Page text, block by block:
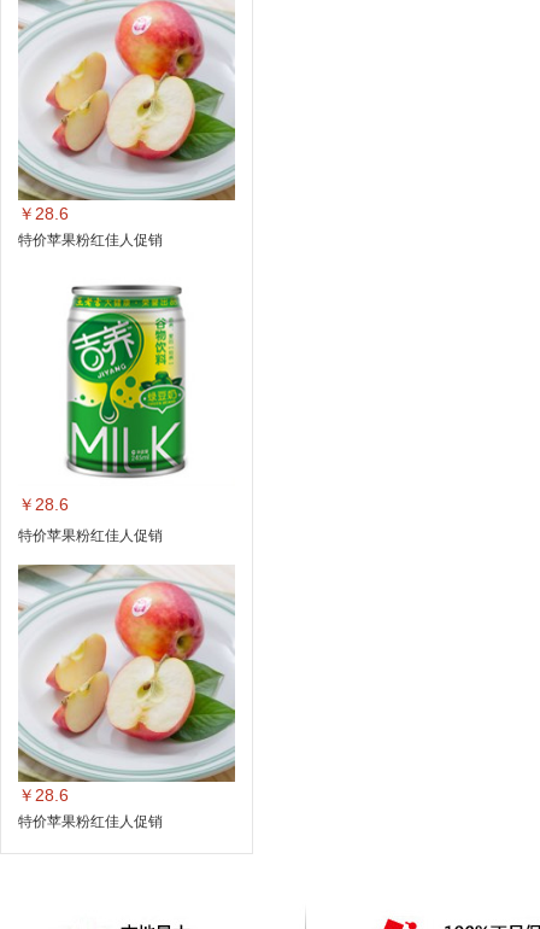
￥28.6
特价苹果粉红佳人促销
￥28.6
特价苹果粉红佳人促销
￥28.6
特价苹果粉红佳人促销